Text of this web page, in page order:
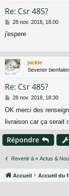
Re: Csr 485?
M
s
g
e
28 nov. 2018, 18:00
j'espere
jackie
Sevener
Re: Csr 485?
M
s
g
e
28 nov. 2018, 18:30
OK merci des
livraison car ça serait
Répondre
Revenir à « Actus &
Accueil Accueil du